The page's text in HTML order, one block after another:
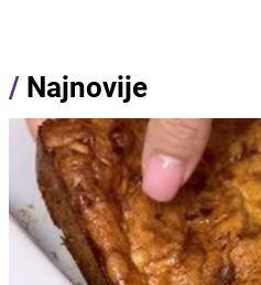
/ Najnovije